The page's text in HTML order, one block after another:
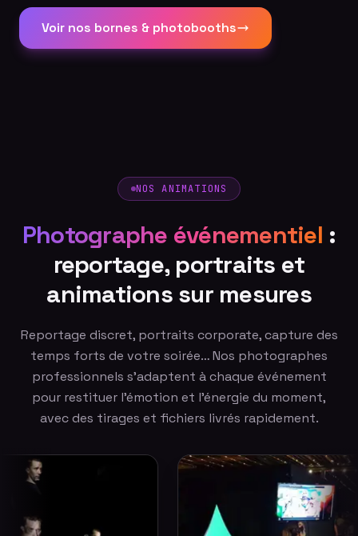
Voir nos bornes & photobooths
NOS ANIMATIONS
Photographe événementiel :
reportage, portraits et
animations sur mesures
Reportage discret, portraits corporate, capture des
temps forts de votre soirée… Nos photographes
professionnels s'adaptent à chaque événement
pour restituer l'émotion et l'énergie du moment,
avec des tirages et fichiers livrés rapidement.